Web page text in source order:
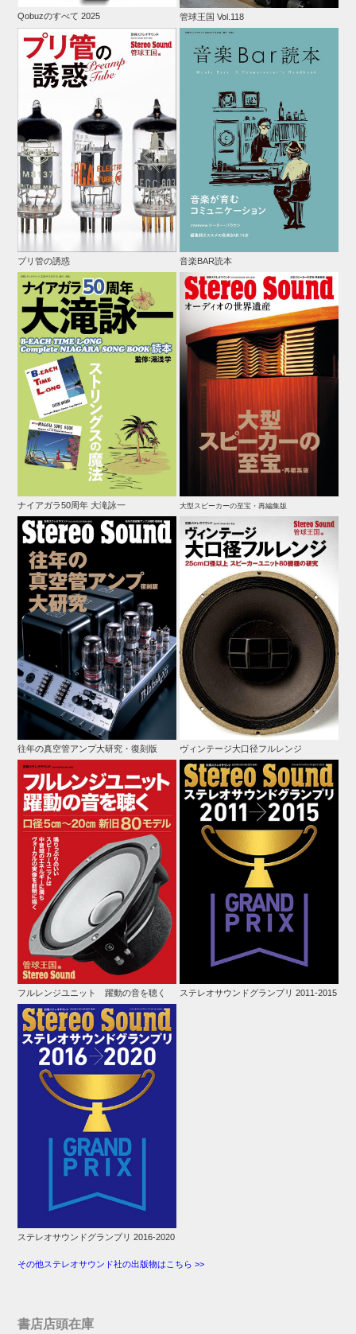
Qobuzのすべて 2025 管球王国 Vol.118
プリ管の誘惑 音楽BAR読本
ナイアガラ50周年 大滝詠一 大型スピーカーの至宝・再編集版
往年の真空管アンプ大研究・復刻版 ヴィンテージ大口径フルレンジ
フルレンジユニット 躍動の音を聴く ステレオサウンドグランプリ 2011-2015
ステレオサウンドグランプリ 2016-2020
その他ステレオサウンド社の出版物はこちら >>
書店店頭在庫